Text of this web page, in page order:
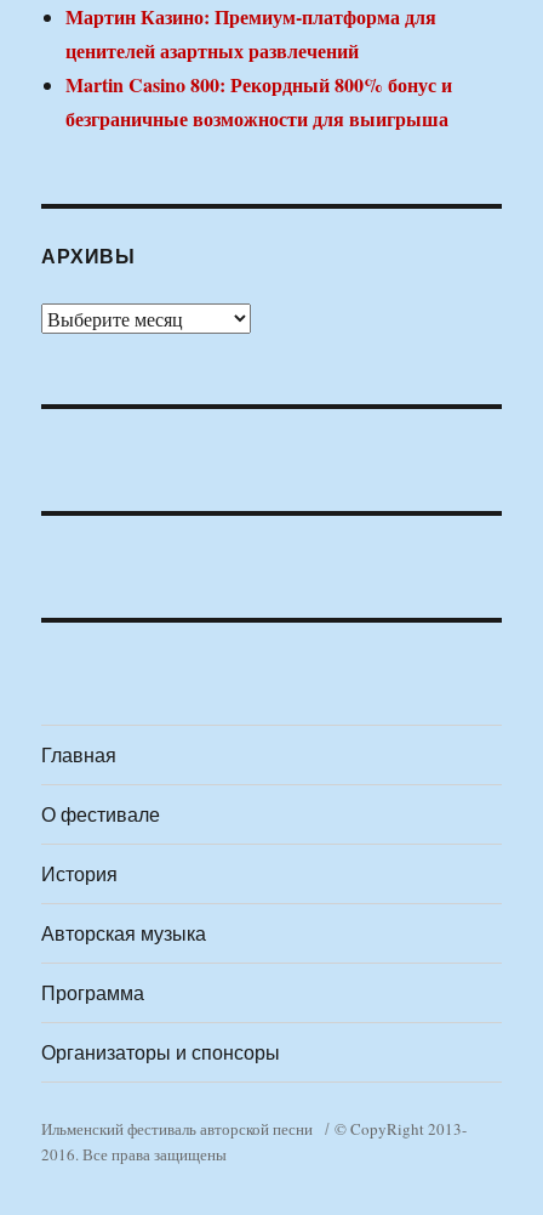
Мартин Казино: Премиум-платформа для
ценителей азартных развлечений
Martin Casino 800: Рекордный 800% бонус и
безграничные возможности для выигрыша
АРХИВЫ
Архивы
Главная
О фестивале
История
Авторская музыка
Программа
Организаторы и спонсоры
Ильменский фестиваль авторской песни
© CopyRight 2013-
2016. Все права защищены